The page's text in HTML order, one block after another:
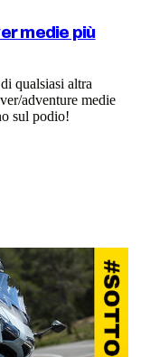
medie più
qualsiasi altra
adventure medie
sul podio!